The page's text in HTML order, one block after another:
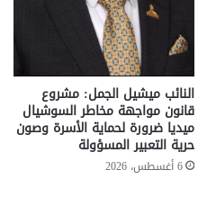
النائب ميشيل الجمل: مشروع
قانون مواجهة مخاطر السوشيال
ميديا ضرورة لحماية الأسرة وصون
حرية التعبير المسؤولة
6 أغسطس، 2026